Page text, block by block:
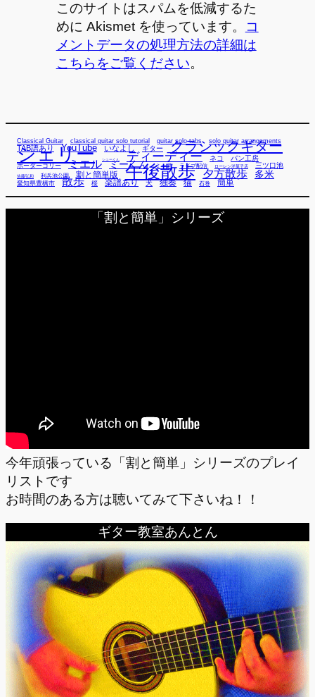
このサイトはスパムを低減するた
めに Akismet を使っています。
コ
メントデータの処理方法の詳細は
こちらをご覧ください。
Classical Guitar classical guitar solo tutorial guitar solo tabs solo guitar arrangements
TAB譜あり YouTube いなよし ギター クラシックギター
シェリー シューくん ディーディー ネコ パン工房
ボーダーコリー ミエル ミーくん ミー君 ライブ配信 ローレン洋菓子店 三ツ口池
佐藤弘和 利兵池公園 割と簡単版 午後散歩 夕方散歩 多米
愛知県豊橋市 散歩 桜 楽譜あり 犬 独奏 猫 石巻 簡単
「割と簡単」シリーズ
今年頑張っている「割と簡単」シリーズのプレイ
リストです
お時間のある方は聴いてみて下さいね！！
ギター教室あんとん